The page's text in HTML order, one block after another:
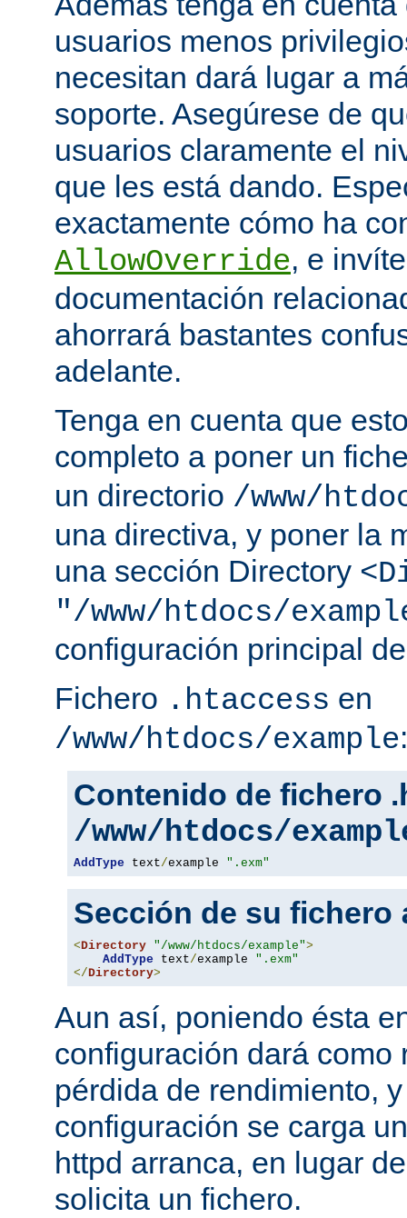
usuarios menos
necesitan dará lugar a
soporte. Asegúrese de
usuarios claramente el
que les está dando.
exactamente cómo ha
AllowOverride, e
documentación
ahorrará bastantes
adelante.
Tenga en cuenta que
completo a poner un
un directorio /www/
una directiva, y poner la
una sección Directory
"/www/htdocs/
configuración principal
Fichero .htaccess en
/www/htdocs/example:
Contenido de fichero
/www/htdocs/
AddType text/example ".exm"
Sección de su fichero
<Directory "/www/htdocs/example">
AddType text/example ".exm"
</Directory>
Aun así, poniendo ésta
configuración dará como
pérdida de rendimiento,
configuración se carga
httpd arranca, en lugar
solicita un fichero.